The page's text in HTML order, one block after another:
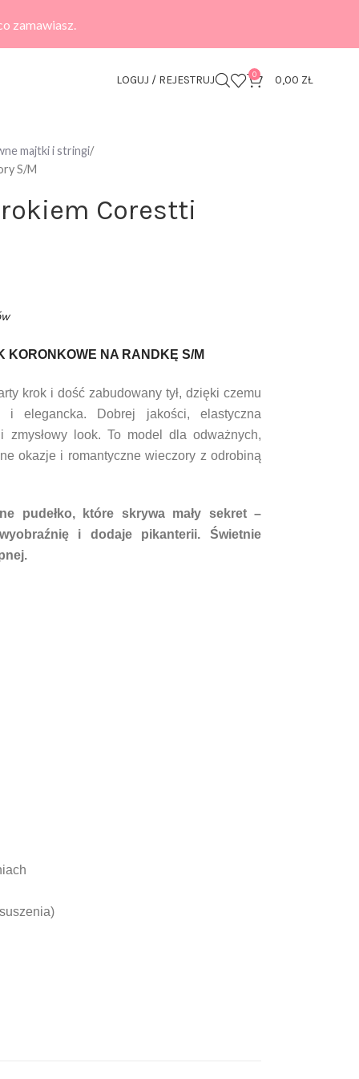
zamawiasz.
LOGUJ / REJESTRUJ 0 0,00 ZŁ
majtki i stringi
S/M
Corestti
KORONKOWE NA RANDKĘ S/M
krok i dość zabudowany tył, dzięki czemu
i elegancka. Dobrej jakości, elastyczna
zmysłowy look. To model dla odważnych,
okazje i romantyczne wieczory z odrobiną
pudełko, które skrywa mały sekret –
i dodaje pikanterii. Świetnie